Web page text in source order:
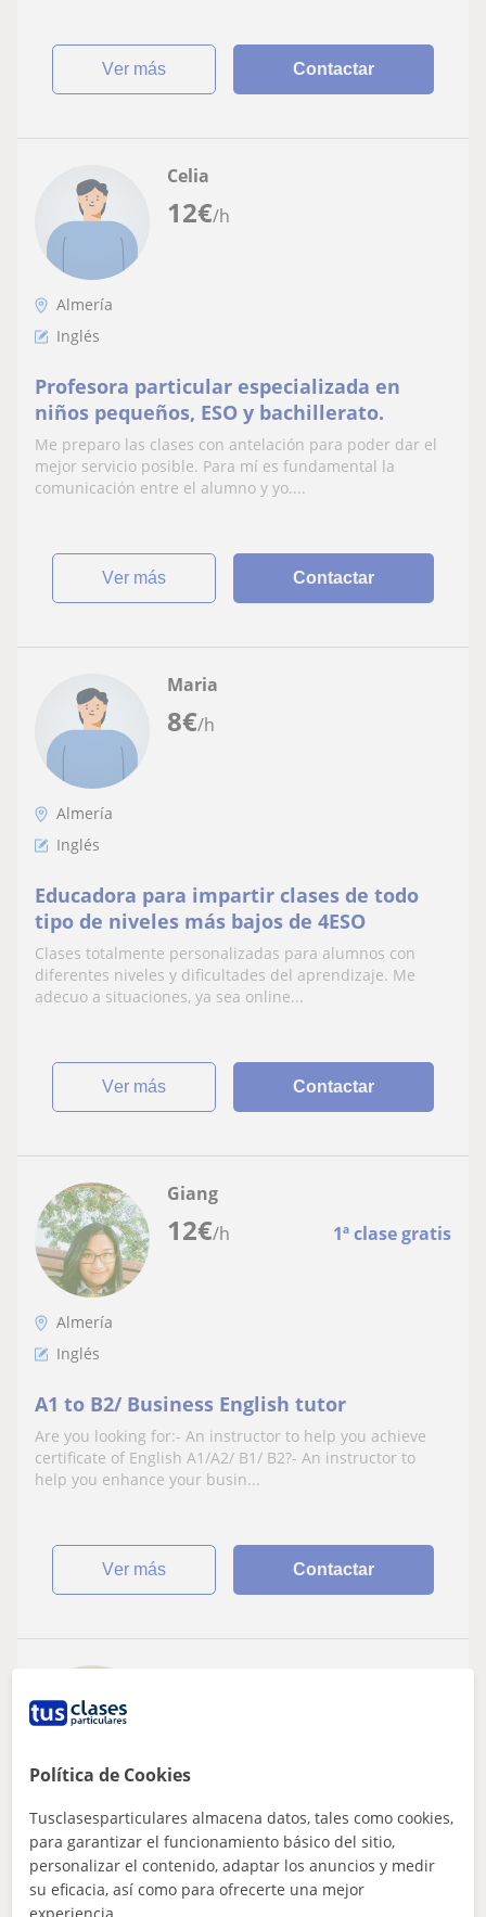
ver más Contactar
12€/h
Celia
Almería
Inglés
Profesora particular especializada en
niños pequeños, ESO y bachillerato.
Me preparo las clases con antelación para poder dar el
mejor servicio posible. Para mí es fundamental la
comunicación entre el alumno y yo....
ver más Contactar
8€/h
Maria
Almería
Inglés
Educadora para impartir clases de todo
tipo de niveles más bajos de 4ESO
Clases totalmente personalizadas para alumnos con
diferentes niveles y dificultades del aprendizaje. Me
adecuo a situaciones, ya sea online...
ver más Contactar
12€/h 1ª clase gratis
Giang
Almería
Inglés
A1 to B2/ Business English tutor
Are you looking for:- An instructor to help you achieve
certificate of English A1/A2/ B1/ B2?- An instructor to
help you enhance your busin...
ver más Contactar
Inglés
Doy clases particulares de inglés para
Política de Cookies
Tusclasesparticulares almacena datos, tales como cookies,
para garantizar el funcionamiento básico del sitio,
personalizar el contenido, adaptar los anuncios y medir
su eficacia, así como para ofrecerte una mejor
experiencia.